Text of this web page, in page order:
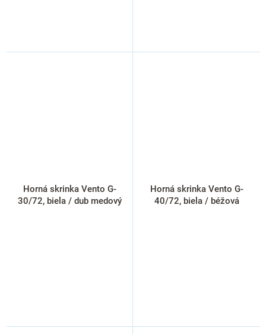
Horná skrinka Vento G-
30/72, biela / dub medový
Horná skrinka Vento G-
40/72, biela / béžová